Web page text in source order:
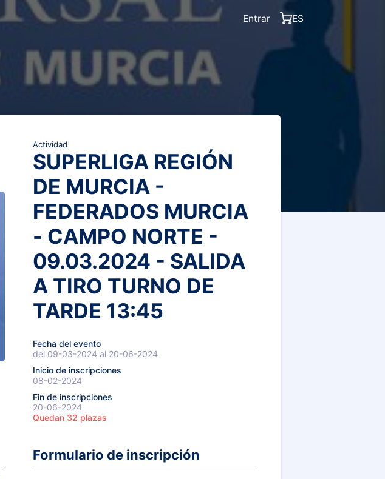
Entrar ES
Actividad
SUPERLIGA REGIÓN
DE MURCIA -
FEDERADOS MURCIA
- CAMPO NORTE -
09.03.2024 - SALIDA
A TIRO TURNO DE
TARDE 13:45
Fecha del evento
del 09-03-2024 al 20-06-2024
Inicio de inscripciones
08-02-2024
Fin de inscripciones
20-06-2024
Quedan 32 plazas
Formulario de inscripción